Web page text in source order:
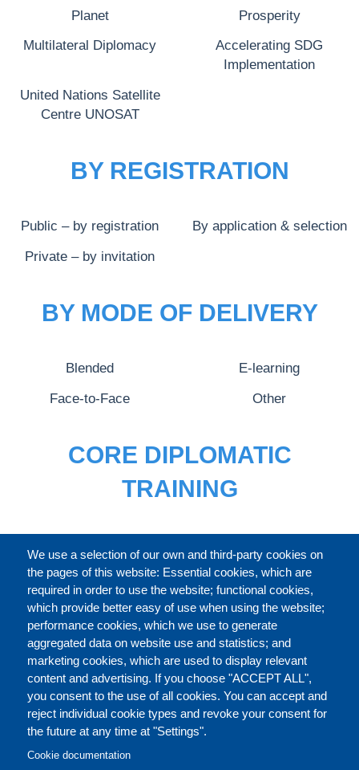
We use a selection of our own and third-party cookies on
the pages of this website: Essential cookies, which are
required in order to use the website; functional cookies,
which provide better easy of use when using the website;
performance cookies, which we use to generate
aggregated data on website use and statistics; and
marketing cookies, which are used to display relevant
content and advertising. If you choose "ACCEPT ALL",
you consent to the use of all cookies. You can accept and
reject individual cookie types and revoke your consent for
the future at any time at "Settings".
Cookie documentation
Planet Prosperity
Multilateral Diplomacy
Accelerating SDG
Implementation
United Nations Satellite
Centre UNOSAT
BY REGISTRATION
Public – by registration By application & selection
Private – by invitation
BY MODE OF DELIVERY
Blended E-learning
Face-to-Face Other
CORE DIPLOMATIC
TRAINING
FULL CATALOGUE
ABOUT
Our Courses and Events
Public Courses and
Events
Private Courses and
Events
Core Diplomatic Training
FOOTER
CONTACT US LEGAL